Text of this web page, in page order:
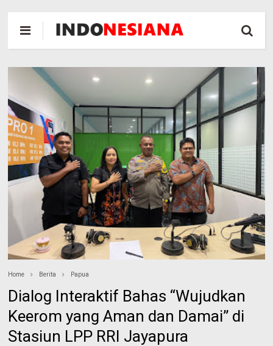
Home Berita Papua
Dialog Interaktif Bahas “Wujudkan
Keerom yang Aman dan Damai” di
Stasiun LPP RRI Jayapura